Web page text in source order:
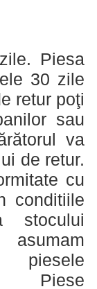
Piesa
30 zile
retur poţi
sau
va
de retur.
cu
conditiile
stocului
piesele
Piese